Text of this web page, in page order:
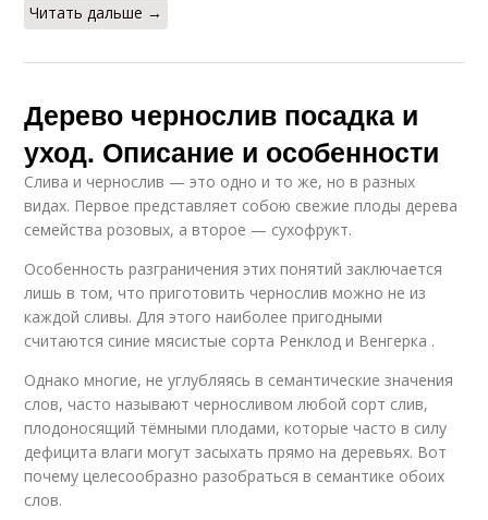
Читать дальше →
Дерево чернослив посадка и
уход. Описание и особенности
Слива и чернослив — это одно и то же, но в разных
видах. Первое представляет собою свежие плоды дерева
семейства розовых, а второе — сухофрукт.
Особенность разграничения этих понятий заключается
лишь в том, что приготовить чернослив можно не из
каждой сливы. Для этого наиболее пригодными
считаются синие мясистые сорта Ренклод и Венгерка .
Однако многие, не углубляясь в семантические значения
слов, часто называют черносливом любой сорт слив,
плодоносящий тёмными плодами, которые часто в силу
дефицита влаги могут засыхать прямо на деревьях. Вот
почему целесообразно разобраться в семантике обоих
слов.